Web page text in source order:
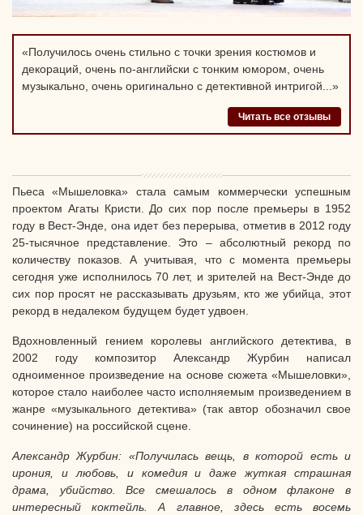
«Получилось очень стильно с точки зрения костюмов и
декораций, очень по-английски с тонким юмором, очень
музыкально, очень оригинально с детективной интригой...»
Читать все отзывы
Пьеса «Мышеловка» стала самым коммерчески успешным
проектом Агаты Кристи. До сих пор после премьеры в 1952
году в Вест-Энде, она идет без перерыва, отметив в 2012 году
25-тысячное представление. Это – абсолютный рекорд по
количеству показов. А учитывая, что с момента премьеры
сегодня уже исполнилось 70 лет, и зрителей на Вест-Энде до
сих пор просят не рассказывать друзьям, кто же убийца, этот
рекорд в недалеком будущем будет удвоен.
Вдохновленный гением королевы английского детектива, в
2002 году композитор Александр Журбин написал
одноименное произведение на основе сюжета «Мышеловки»,
которое стало наиболее часто исполняемым произведением в
жанре «музыкального детектива» (так автор обозначил свое
сочинение) на российской сцене.
Александр Журбин: «Получилась вещь, в которой есть и
ирония, и любовь, и комедия и даже жуткая страшная
драма, убийство. Все смешалось в одном флаконе в
интересный коктейль. А главное, здесь есть восемь